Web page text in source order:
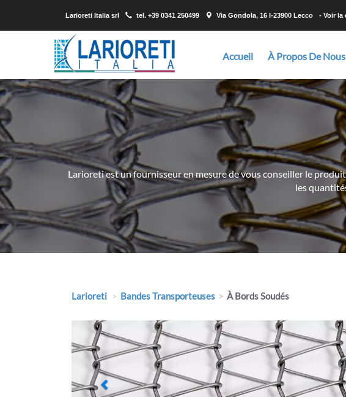
Larioreti Italia srl tel. +39 0341 250499 Via Gondola, 16 I-23900 Lecco - Voir la
Accueil
À Propos De Nous
Larioreti est un fournisseur en mesure de vous conseiller le
les
Larioreti Bandes Transporteuses À Bords Soudés
Previous